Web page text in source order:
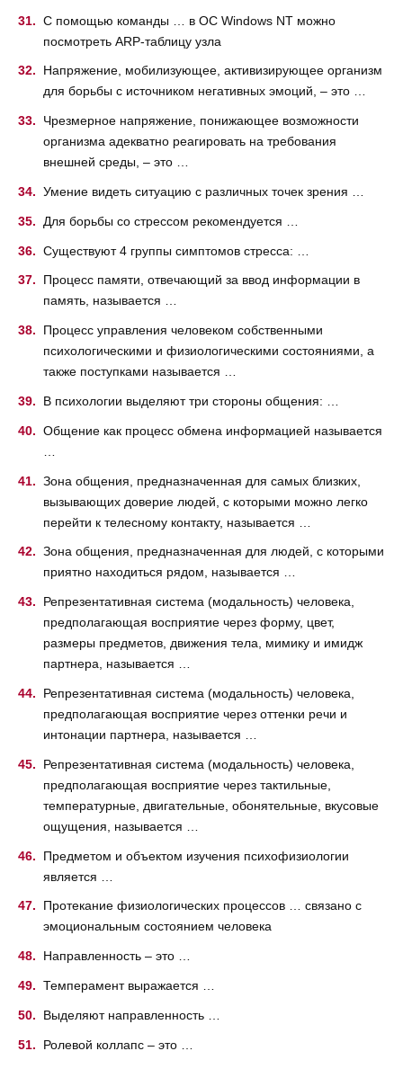
С помощью команды … в OC Windows NT можно
посмотреть ARP-таблицу узла
Напряжение, мобилизующее, активизирующее организм
для борьбы с источником негативных эмоций, – это …
Чрезмерное напряжение, понижающее возможности
организма адекватно реагировать на требования
внешней среды, – это …
Умение видеть ситуацию с различных точек зрения …
Для борьбы со стрессом рекомендуется …
Существуют 4 группы симптомов стресса: …
Процесс памяти, отвечающий за ввод информации в
память, называется …
Процесс управления человеком собственными
психологическими и физиологическими состояниями, а
также поступками называется …
В психологии выделяют три стороны общения: …
Общение как процесс обмена информацией называется
Зона общения, предназначенная для самых близких,
вызывающих доверие людей, с которыми можно легко
перейти к телесному контакту, называется …
Зона общения, предназначенная для людей, с которыми
приятно находиться рядом, называется …
Репрезентативная система (модальность) человека,
предполагающая восприятие через форму, цвет,
размеры предметов, движения тела, мимику и имидж
партнера, называется …
Репрезентативная система (модальность) человека,
предполагающая восприятие через оттенки речи и
интонации партнера, называется …
Репрезентативная система (модальность) человека,
предполагающая восприятие через тактильные,
температурные, двигательные, обонятельные, вкусовые
ощущения, называется …
Предметом и объектом изучения психофизиологии
является …
Протекание физиологических процессов … связано с
эмоциональным состоянием человека
Направленность – это …
Темперамент выражается …
Выделяют направленность …
Ролевой коллапс – это …